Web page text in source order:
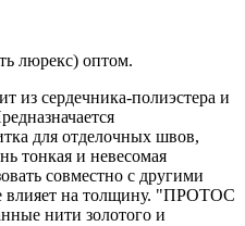
люрекс) оптом.
из сердечника-полиэстера и
для отделочных швов,
тонкая и невесомая
совместно с другими
влияет на толщину. "ПРОТОС
нити золотого и